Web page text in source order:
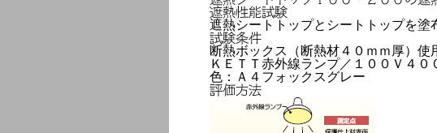
遮熱性能試験
遮熱シートトップとシートトップを塗
試験条件
断熱ボックス（断熱材４０ｍｍ厚）使
ＫＥＴＴ赤外線ランプ／１００Ｖ４０
色：Ａ４フォックスグレー
評価方法